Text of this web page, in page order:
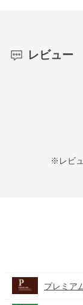
レビュー
※レビ
プレミア